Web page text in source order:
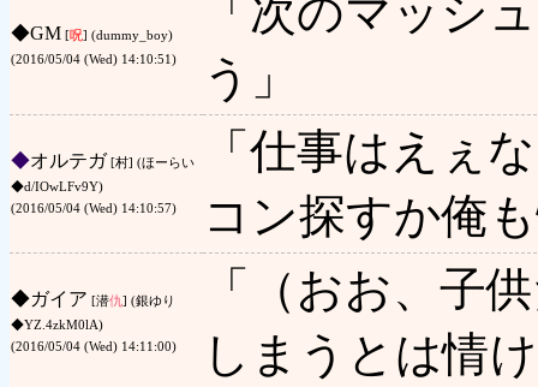
◆GM [呪] (dummy_boy)
(2016/05/04 (Wed) 14:10:51)
「次のマッシ
う」
◆オルテガ [村] (ほーらい
◆d/IOwLFv9Y)
(2016/05/04 (Wed) 14:10:57)
「仕事はえぇ
コン探すか俺
◆ガイア [潜仇] (銀ゆり
◆YZ.4zkM0lA)
(2016/05/04 (Wed) 14:11:00)
「（おお、子
しまうとは情